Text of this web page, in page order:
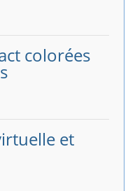
colorées
et